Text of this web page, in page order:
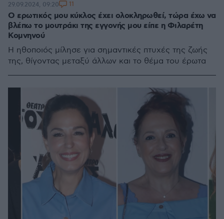
O ερωτικός μου κύκλος έχει ολοκληρωθεί, τώρα έχω να
βλέπω το μουτράκι της εγγονής μου είπε η Φιλαρέτη
Κομνηνού
Η ηθοποιός μίλησε για σημαντικές πτυχές της ζωής
της, θίγοντας μεταξύ άλλων και το θέμα του έρωτα
29.09.2024, 09:20 11